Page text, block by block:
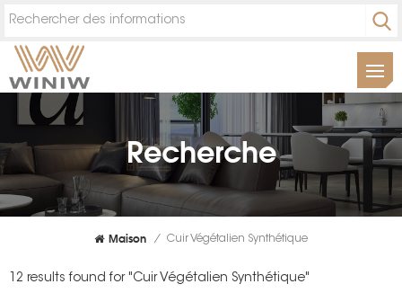
Recherche
Maison / Cuir Végétalien Synthétique
12 results found for "Cuir Végétalien Synthétique"